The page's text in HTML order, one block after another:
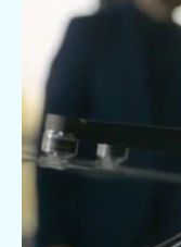
Avular en
fabrication.
Regarder la